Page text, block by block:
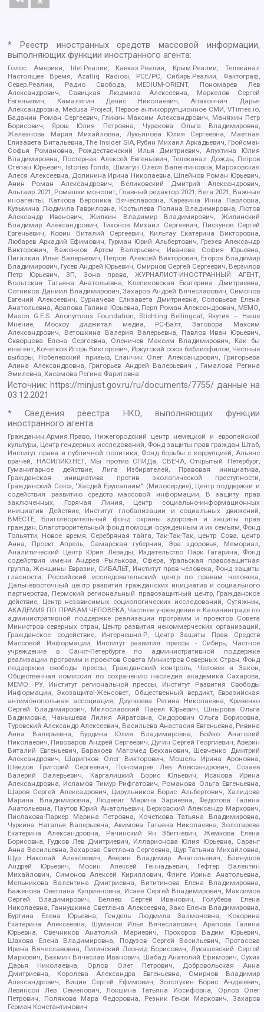
* Реестр иностранных средств массовой информации,
выполняющих функции иностранного агента:
Голос Америки, Idel.Реалии, Кавказ.Реалии, Крым.Реалии, Телеканал
Настоящее Время, Azatliq Radiosi, PCE/PC, Сибирь.Реалии, Фактограф,
Север.Реалии, Радио Свобода, MEDIUM-ORIENT, Пономарев Лев
Александрович, Савицкая Людмила Алексеевна, Маркелов Сергей
Евгеньевич, Камалягин Денис Николаевич, Апахончич Дарья
Александровна, Medusa Project, Первое антикоррупционное СМИ, VTimes.io,
Баданин Роман Сергеевич, Гликин Максим Александрович, Маняхин Петр
Борисович, Ярош Юлия Петровна, Чуракова Ольга Владимировна,
Железнова Мария Михайловна, Лукьянова Юлия Сергеевна, Маетная
Елизавета Витальевна, The Insider SIA, Рубин Михаил Аркадьевич, Гройсман
Софья Романовна, Рождественский Илья Дмитриевич, Апухтина Юлия
Владимировна, Постернак Алексей Евгеньевич, Телеканал Дождь, Петров
Степан Юрьевич, Istories fonds, Шмагун Олеся Валентиновна, Мароховская
Алеся Алексеевна, Долинина Ирина Николаевна, Шлейнов Роман Юрьевич,
Анин Роман Александрович, Великовский Дмитрий Александрович,
Альтаир 2021, Ромашки монолит, Главный редактор 2021, Вега 2021, Важные
иноагенты, Каткова Вероника Вячеславовна, Карезина Инна Павловна,
Кузьмина Людмила Гавриловна, Костылева Полина Владимировна, Лютов
Александр Иванович, Жилкин Владимир Владимирович, Жилинский
Владимир Александрович, Тихонов Михаил Сергеевич, Пискунов Сергей
Евгеньевич, Ковин Виталий Сергеевич, Кильтау Екатерина Викторовна,
Любарев Аркадий Ефимович, Гурман Юрий Альбертович, Грезев Александр
Викторович, Важенков Артем Валерьевич, Иванова София Юрьевна,
Пигалкин Илья Валерьевич, Петров Алексей Викторович, Егоров Владимир
Владимирович, Гусев Андрей Юрьевич, Смирнов Сергей Сергеевич, Верзилов
Петр Юрьевич, ЗП, Зона права, ЖУРНАЛИСТ-ИНОСТРАННЫЙ АГЕНТ,
Вольтская Татьяна Анатольевна, Клепиковская Екатерина Дмитриевна,
Сотников Даниил Владимирович, Захаров Андрей Вячеславович, Симонов
Евгений Алексеевич, Сурначева Елизавета Дмитриевна, Соловьева Елена
Анатольевна, Арапова Галина Юрьевна, Перл Роман Александрович, МЕМО,
Mason G.E.S. Anonymous Foundation, Stichting Bellingcat, Якутия – Наше
Мнение, Москоу диджитал медиа, РС-Балт, Заговора Максим
Александрович, Ветошкина Валерия Валерьевна, Павлов Иван Юрьевич,
Скворцова Елена Сергеевна, Оленичев Максим Владимирович, Как бы
инагент, Кочетков Игорь Викторович, Иркутский союз библиофилов, Честные
выборы, Нобелевский призыв, Еланчик Олег Александрович, Григорьева
Алина Александровна, Григорьев Андрей Валерьевич , Гималова Регина
Эмилевна, Хисамова Регина Фаритовна
Источник: https://minjust.gov.ru/ru/documents/7755/ данные на
03.12.2021
* Сведения реестра НКО, выполняющих функции
иностранного агента:
Гражданин.Армия.Право, Нижегородский центр немецкой и европейской
культуры, Центр гендерных исследований, Фонд защиты прав граждан Штаб,
Институт права и публичной политики, Фонд борьбы с коррупцией, Альянс
врачей, НАСИЛИЮ.НЕТ, Мы против СПИДа, СВЕЧА, Открытый Петербург,
Гуманитарное действие, Лига Избирателей, Правовая инициатива,
Гражданская инициатива против экологической преступности,
Гражданский Союз, "Хасдей Ерушалаим" (Милосердие), Центр поддержки и
содействия развитию средств массовой информации, В защиту прав
заключенных, Горячая Линия, Центр социально-информационных
инициатив Действие, Институт глобализации и социальных движений,
ВМЕСТЕ, Благотворительный фонд охраны здоровья и защиты прав
граждан, Благотворительный фонд помощи осужденным и их семьям, Фонд
Тольятти, Новое время, Серебряная тайга, Так-Так-Так, центр Сова, центр
Анна, Проект Апрель, Самарская губерния, Эра здоровья, Мемориал,
Аналитический Центр Юрия Левады, Издательство Парк Гагарина, Фонд
содействия имени Андрея Рылькова, Сфера, Уральская правозащитная
группа, Женщины Евразии, СИБАЛЬТ, Институт прав человека, Фонд защиты
гласности, Российский исследовательский центр по правам человека,
Дальневосточный центр развития гражданских инициатив и социального
партнерства, Пермский региональный правозащитный центр, Гражданское
действие, Центр независимых социологических исследований, Сутяжник,
АКАДЕМИЯ ПО ПРАВАМ ЧЕЛОВЕКА, Частное учреждение в Калининграде по
административной поддержке реализации программ и проектов Совета
Министров северных стран, Центр развития некоммерческих организаций,
Гражданское содействие, Интернешнл-Р, Центр Защиты Прав Средств
Массовой Информации, Институт развития прессы - Сибирь, Частное
учреждение в Санкт-Петербурге по административной поддержке
реализации программ и проектов Совета Министров Северных Стран, Фонд
поддержки свободы прессы, Гражданский контроль, Человек и Закон,
Общественная комиссия по сохранению наследия академика Сахарова,
МЕМО. РУ, Институт региональной прессы, Институт Развития Свободы
Информации, Экозащита!-Женсовет, Общественный вердикт, Евразийская
антимонопольная ассоциация, Дзугкоева Регина Николаевна, Кривенко
Сергей Владимирович, Милославский Павел Юрьевич, Шнырова Ольга
Вадимовна, Чанышева Лилия Айратовна, Сидорович Ольга Борисовна,
Туровский Александр Алексеевич, Васильева Анастасия Евгеньевна, Ривина
Анна Валерьевна, Бурдина Юлия Владимировна, Бойко Анатолий
Николаевич, Пивоваров Андрей Сергеевич, Дугин Сергей Георгиевич, Аверин
Виталий Евгеньевич, Барахоев Магомед Бекханович, Шевченко Дмитрий
Александрович, Шарипков Олег Викторович, Мошель Ирина Ароновна,
Шведов Григорий Сергеевич, Пономарев Лев Александрович, Созаев
Валерий Валерьевич, Каргалицкий Борис Юльевич, Исакова Ирина
Александровна, Исламов Тимур Рифгатович, Романова Ольга Евгеньевна,
Щаров Сергей Алексадрович, Цирульников Борис Альбертович, Халидова
Марина Владимировна, Людевиг Марина Зариевна, Федотова Галина
Анатольевна, Паутов Юрий Анатольевич, Верховский Александр Маркович,
Пислакова-Паркер Марина Петровна, Кочеткова Татьяна Владимировна,
Чуркина Наталья Валерьевна, Акимова Татьяна Николаевна, Золотарева
Екатерина Александровна, Рачинский Ян Збигневич, Жемкова Елена
Борисовна, Гудков Лев Дмитриевич, Илларионова Юлия Юрьевна, Саранг
Анна Васильевна, Захарова Светлана Сергеевна, Щур Татьяна Михайловна,
Щур Николай Алексеевич, Аверин Владимир Анатольевич, Блинушов
Андрей Юрьевич, Мосин Алексей Геннадьевич, Гефтер Валентин
Михайлович, Симонов Алексей Кириллович, Флиге Ирина Анатольевна,
Мельникова Валентина Дмитриевна, Вититинова Елена Владимировна,
Баженова Светлана Куприяновна, Исаев Сергей Владимирович, Максимов
Сергей Владимирович, Беляев Сергей Иванович, Голубева Елена
Николаевна, Ганнушкина Светлана Алексеевна, Закс Елена Владимировна,
Буртина Елена Юрьевна, Гендель Людмила Залмановна, Кокорина
Екатерина Алексеевна, Шуманов Илья Вячеславович, Арапова Галина
Юрьевна, Свечников Анатолий Мариевич, Прохоров Вадим Юрьевич,
Шахова Елена Владимировна, Подузов Сергей Васильевич, Протасова
Ирина Вячеславовна, Литинский Леонид Борисович, Лукашевский Сергей
Маркович, Бахмин Вячеслав Иванович, Шабад Анатолий Ефимович, Сухих
Дарья Николаевна, Орлов Олег Петрович, Добровольская Анна
Дмитриевна, Королева Александра Евгеньевна, Смирнов Владимир
Александрович, Вицин Сергей Ефимович, Золотухин Борис Андреевич,
Левинсон Лев Семенович, Локшина Татьяна Иосифовна, Орлов Олег
Петрович, Полякова Мара Федоровна, Резник Генри Маркович, Захаров
Герман Константинович